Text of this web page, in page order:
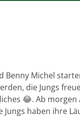
Michel
die Jungs
😂. Ab
haben ihre